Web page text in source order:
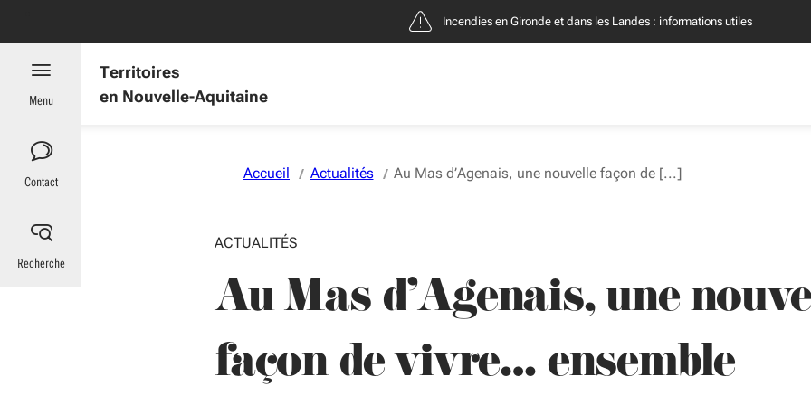
Incendies : entreprises, contacts et démarches
Territoires
en Nouvelle-Aquitaine
Menu
Contact
Recherche
Accueil Actualités Au Mas d’Agenais, une nouvelle façon de [...]
ACTUALITÉS
Au Mas d’Agenais, une
façon de vivre… ensemble